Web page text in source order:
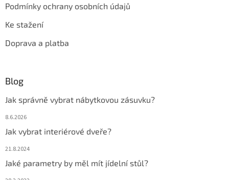
Podmínky ochrany osobních údajů
Ke stažení
Doprava a platba
Blog
Jak správně vybrat nábytkovou zásuvku?
8.6.2026
Jak vybrat interiérové dveře?
21.8.2024
Jaké parametry by měl mít jídelní stůl?